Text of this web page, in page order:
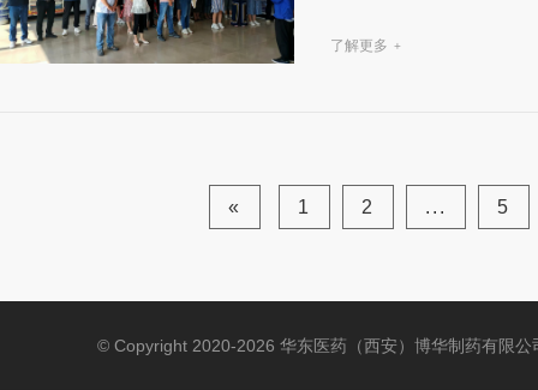
了解更多 +
« 1 2 ... 5
© Copyright 2020-2026 华东医药（西安）博华制药有限